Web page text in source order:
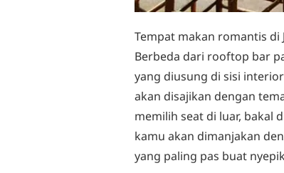
Tempat makan romantis
Berbeda dari rooftop bar
yang diusung di sisi
akan disajikan dengan
memilih seat di luar, bakal
kamu akan dimanjakan
yang paling pas buat